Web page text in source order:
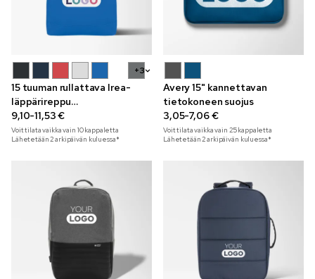
+3
15 tuuman rullattava Irea-
läppärireppu
moniväripainatuksella
9,10-11,53 €
Voit tilata vaikka vain 10kappaletta
Lähetetään 2 arkipäivän kuluessa*
Avery 15" kannettavan
tietokoneen suojus
3,05-7,06 €
Voit tilata vaikka vain 25kappaletta
Lähetetään 2 arkipäivän kuluessa*